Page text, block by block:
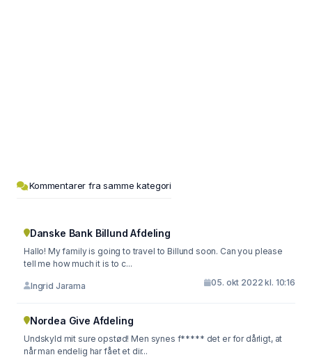
Kommentarer fra samme kategori
Danske Bank Billund Afdeling
Hallo! My family is going to travel to Billund soon. Can you please
tell me how much it is to c...
Ingrid Jarama 05. okt 2022 kl. 10:16
Nordea Give Afdeling
Undskyld mit sure opstød! Men synes f***** det er for dårligt, at
når man endelig har fået et dir...